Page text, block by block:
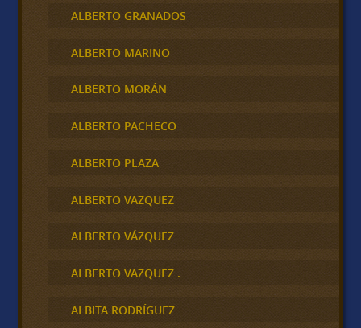
ALBERTO GRANADOS
ALBERTO MARINO
ALBERTO MORÁN
ALBERTO PACHECO
ALBERTO PLAZA
ALBERTO VAZQUEZ
ALBERTO VÁZQUEZ
ALBERTO VAZQUEZ .
ALBITA RODRÍGUEZ